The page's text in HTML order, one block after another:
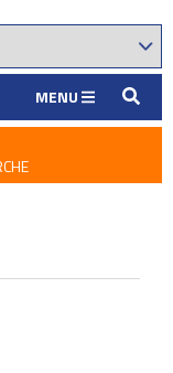
MENU